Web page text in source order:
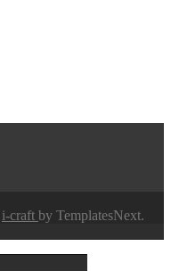
i-craft by TemplatesNext.